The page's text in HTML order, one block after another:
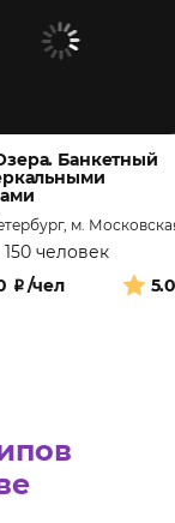
Банкетный
м.
150 человек
₽/чел